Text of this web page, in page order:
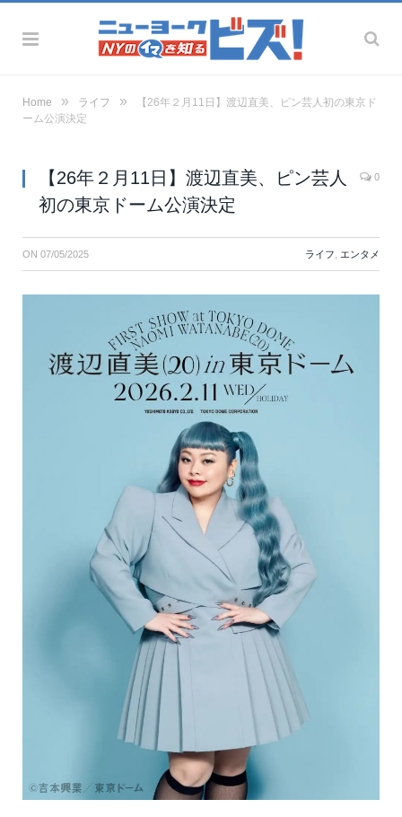
Home » ライフ »
【26年２月11日】渡辺直美、ピン芸人初の東京ド
ーム公演決定
【26年２月11日】渡辺直美、ピン芸人
初の東京ドーム公演決定
0
ON 07/05/2025 ライフ エンタメ